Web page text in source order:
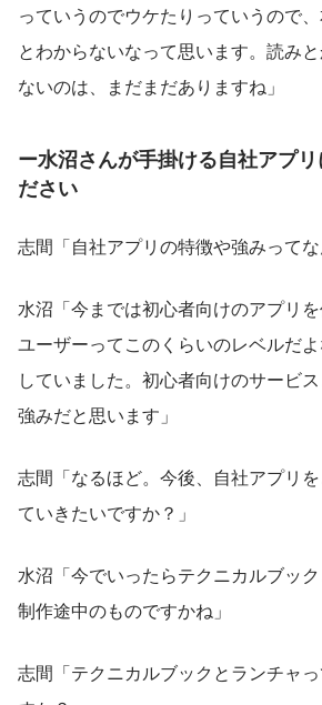
っていうのでウケたりっていうので
とわからないなって思います。読み
ないのは、まだまだありますね」
ー水沼さんが手掛ける自社アプ
ださい
志間「自社アプリの特徴や強みってな
水沼「今までは初心者向けのアプリ
ユーザーってこのくらいのレベルだ
していました。初心者向けのサービ
強みだと思います」
志間「なるほど。今後、自社アプリ
ていきたいですか？」
水沼「今でいったらテクニカルブッ
制作途中のものですかね」
志間「テクニカルブックとランチャ